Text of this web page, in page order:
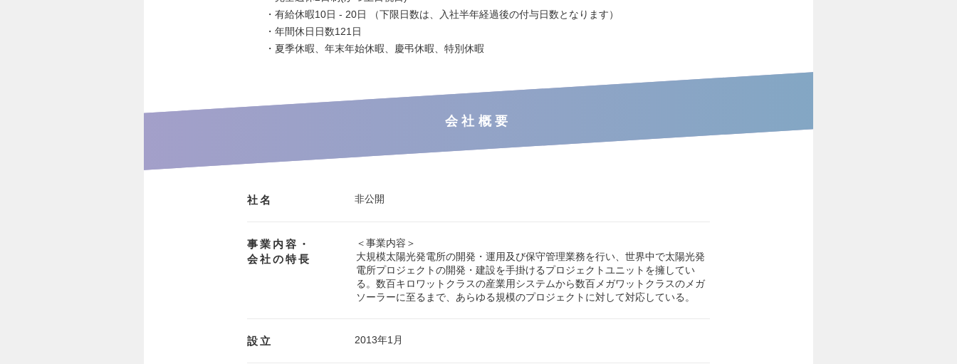
・有給休暇10日 - 20日 （下限日数は、入社半年経過後の付与日数となります）
・年間休日日数121日
・夏季休暇、年末年始休暇、慶弔休暇、特別休暇
会社概要
社名 非公開
事業内容・
会社の特長
＜事業内容＞
大規模太陽光発電所の開発・運用及び保守管理業務を行い、世界中で太陽光発
電所プロジェクトの開発・建設を手掛けるプロジェクトユニットを擁してい
る。数百キロワットクラスの産業用システムから数百メガワットクラスのメガ
ソーラーに至るまで、あらゆる規模のプロジェクトに対して対応している。
設立 2013年1月